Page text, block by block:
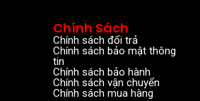
Chính Sách
Chính sách đổi trả
Chính sách bảo mật thông
tin
Chính sách bảo hành
Chính sách vận chuyển
Chính sách mua hàng